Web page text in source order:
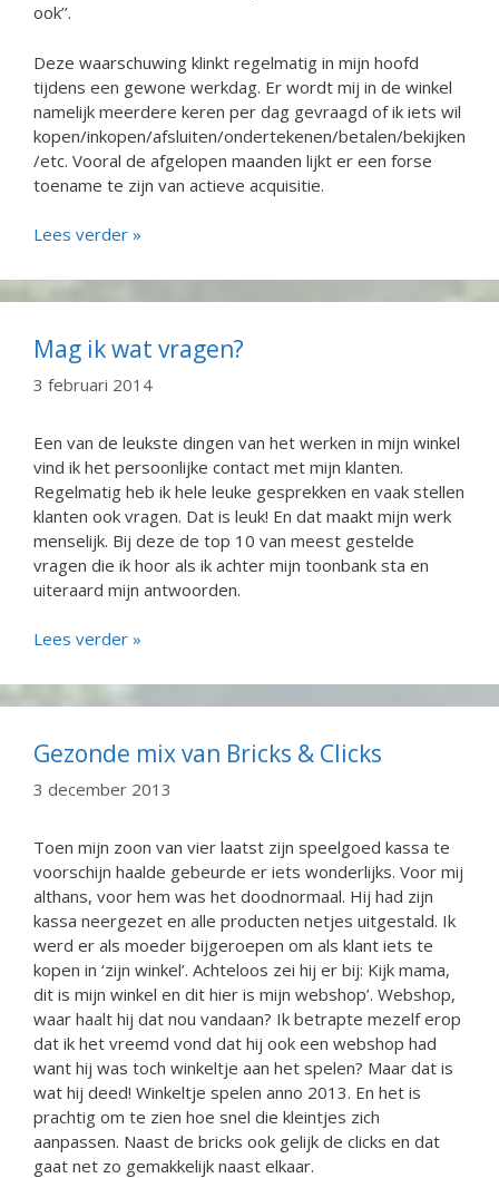
ook’’.
Deze waarschuwing klinkt regelmatig in mijn hoofd
tijdens een gewone werkdag. Er wordt mij in de winkel
namelijk meerdere keren per dag gevraagd of ik iets wil
kopen/inkopen/afsluiten/ondertekenen/betalen/bekijken
/etc. Vooral de afgelopen maanden lijkt er een forse
toename te zijn van actieve acquisitie.
Lees verder »
Mag ik wat vragen?
3 februari 2014
Een van de leukste dingen van het werken in mijn winkel
vind ik het persoonlijke contact met mijn klanten.
Regelmatig heb ik hele leuke gesprekken en vaak stellen
klanten ook vragen. Dat is leuk! En dat maakt mijn werk
menselijk. Bij deze de top 10 van meest gestelde
vragen die ik hoor als ik achter mijn toonbank sta en
uiteraard mijn antwoorden.
Lees verder »
Gezonde mix van Bricks & Clicks
3 december 2013
Toen mijn zoon van vier laatst zijn speelgoed kassa te
voorschijn haalde gebeurde er iets wonderlijks. Voor mij
althans, voor hem was het doodnormaal. Hij had zijn
kassa neergezet en alle producten netjes uitgestald. Ik
werd er als moeder bijgeroepen om als klant iets te
kopen in ‘zijn winkel’. Achteloos zei hij er bij: Kijk mama,
dit is mijn winkel en dit hier is mijn webshop’. Webshop,
waar haalt hij dat nou vandaan? Ik betrapte mezelf erop
dat ik het vreemd vond dat hij ook een webshop had
want hij was toch winkeltje aan het spelen? Maar dat is
wat hij deed! Winkeltje spelen anno 2013. En het is
prachtig om te zien hoe snel die kleintjes zich
aanpassen. Naast de bricks ook gelijk de clicks en dat
gaat net zo gemakkelijk naast elkaar.